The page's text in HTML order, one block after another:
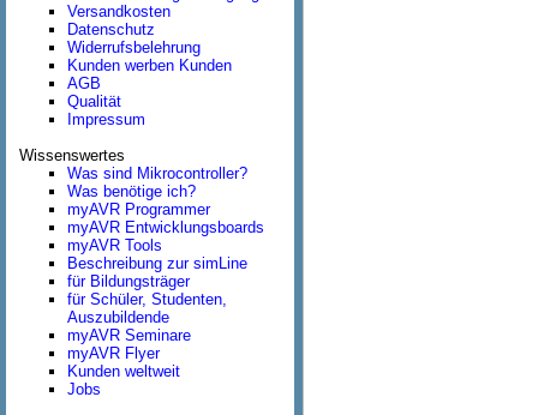
Versandkosten
Datenschutz
Widerrufsbelehrung
Kunden werben Kunden
AGB
Qualität
Impressum
Wissenswertes
Was sind Mikrocontroller?
Was benötige ich?
myAVR Programmer
myAVR Entwicklungsboards
myAVR Tools
Beschreibung zur simLine
für Bildungsträger
für Schüler, Studenten,
Auszubildende
myAVR Seminare
myAVR Flyer
Kunden weltweit
Jobs